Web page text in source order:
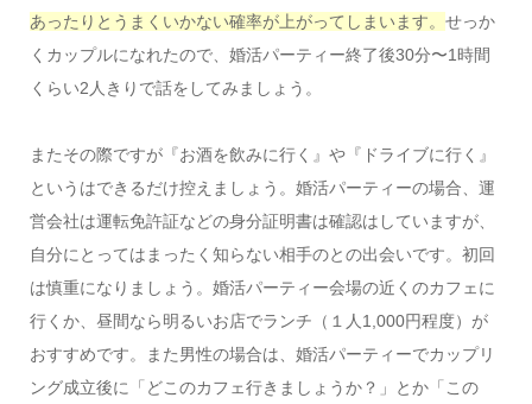
あったりとうまくいかない確率が上がってしまいます。 せっか
くカップルになれたので、婚活パーティー終了後30分〜1時間
くらい2人きりで話をしてみましょう。
またその際ですが『お酒を飲みに行く』や『ドライブに行く』
というはできるだけ控えましょう。婚活パーティーの場合、運
営会社は運転免許証などの身分証明書は確認はしていますが、
自分にとってはまったく知らない相手のとの出会いです。初回
は慎重になりましょう。婚活パーティー会場の近くのカフェに
行くか、昼間なら明るいお店でランチ（１人1,000円程度）が
おすすめです。また男性の場合は、婚活パーティーでカップリ
ング成立後に「どこのカフェ行きましょうか？」とか「この